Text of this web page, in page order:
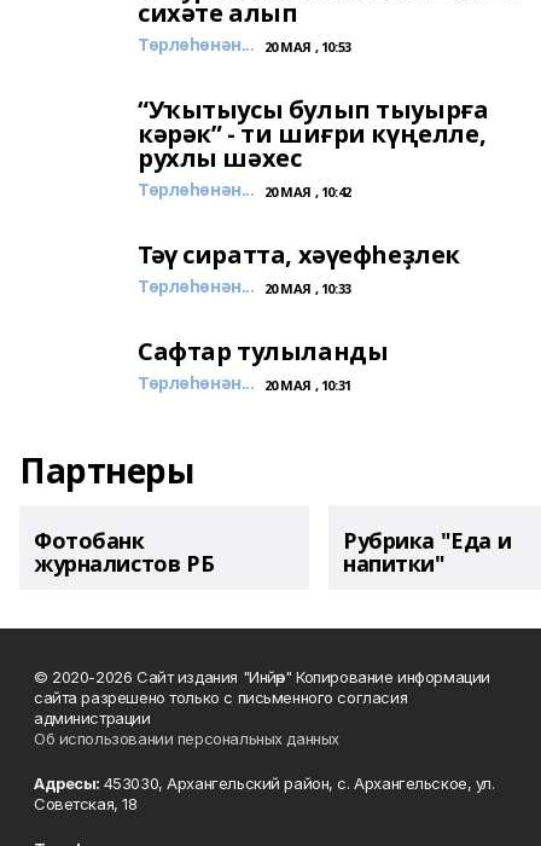
сихәте алып
Төрлөһөнән... 20 МАЯ , 10:53
“Уҡытыусы булып тыуырға
кәрәк” - ти шиғри күңелле,
рухлы шәхес
Төрлөһөнән... 20 МАЯ , 10:42
Тәү сиратта, хәүефһеҙлек
Төрлөһөнән... 20 МАЯ , 10:33
Сафтар тулыланды
Төрлөһөнән... 20 МАЯ , 10:31
Партнеры
Фотобанк
журналистов РБ
Рубрика "Еда и
напитки"
© 2020-2026 Сайт издания "Инйәр" Копирование информации
сайта разрешено только с письменного согласия
администрации
Об использовании персональных данных
Адресы: 453030, Архангельский район, с. Архангельское, ул.
Советская, 18